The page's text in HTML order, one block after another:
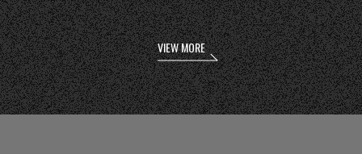
VIEW MORE